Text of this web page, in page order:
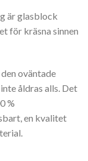
är glasblock
för kräsna sinnen
oväntade
åldras alls. Det
%
en kvalitet